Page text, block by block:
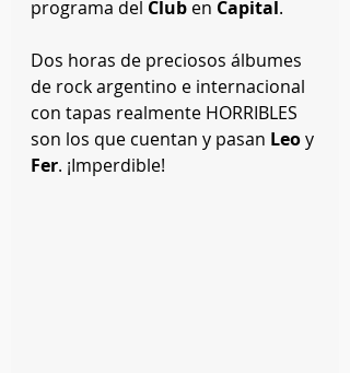
programa del Club en Capital.
Dos horas de preciosos álbumes
de rock argentino e internacional
con tapas realmente HORRIBLES
son los que cuentan y pasan Leo y
Fer. ¡Imperdible!